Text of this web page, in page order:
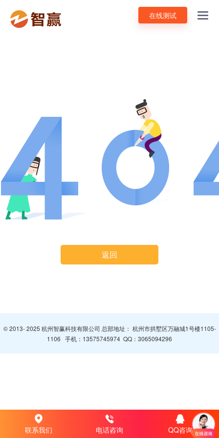
在线测试
返回
© 2013- 2025 杭州智赢科技有限公司 总部地址： 杭州市拱墅区万融城1号楼1105-
1106 手机： 13575745974 QQ： 3065094296
联系我们 电话咨询 QQ咨询